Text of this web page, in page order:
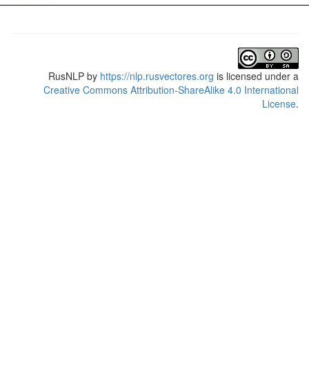
RusNLP by https://nlp.rusvectores.org is licensed under a
Creative Commons Attribution-ShareAlike 4.0 International
License.